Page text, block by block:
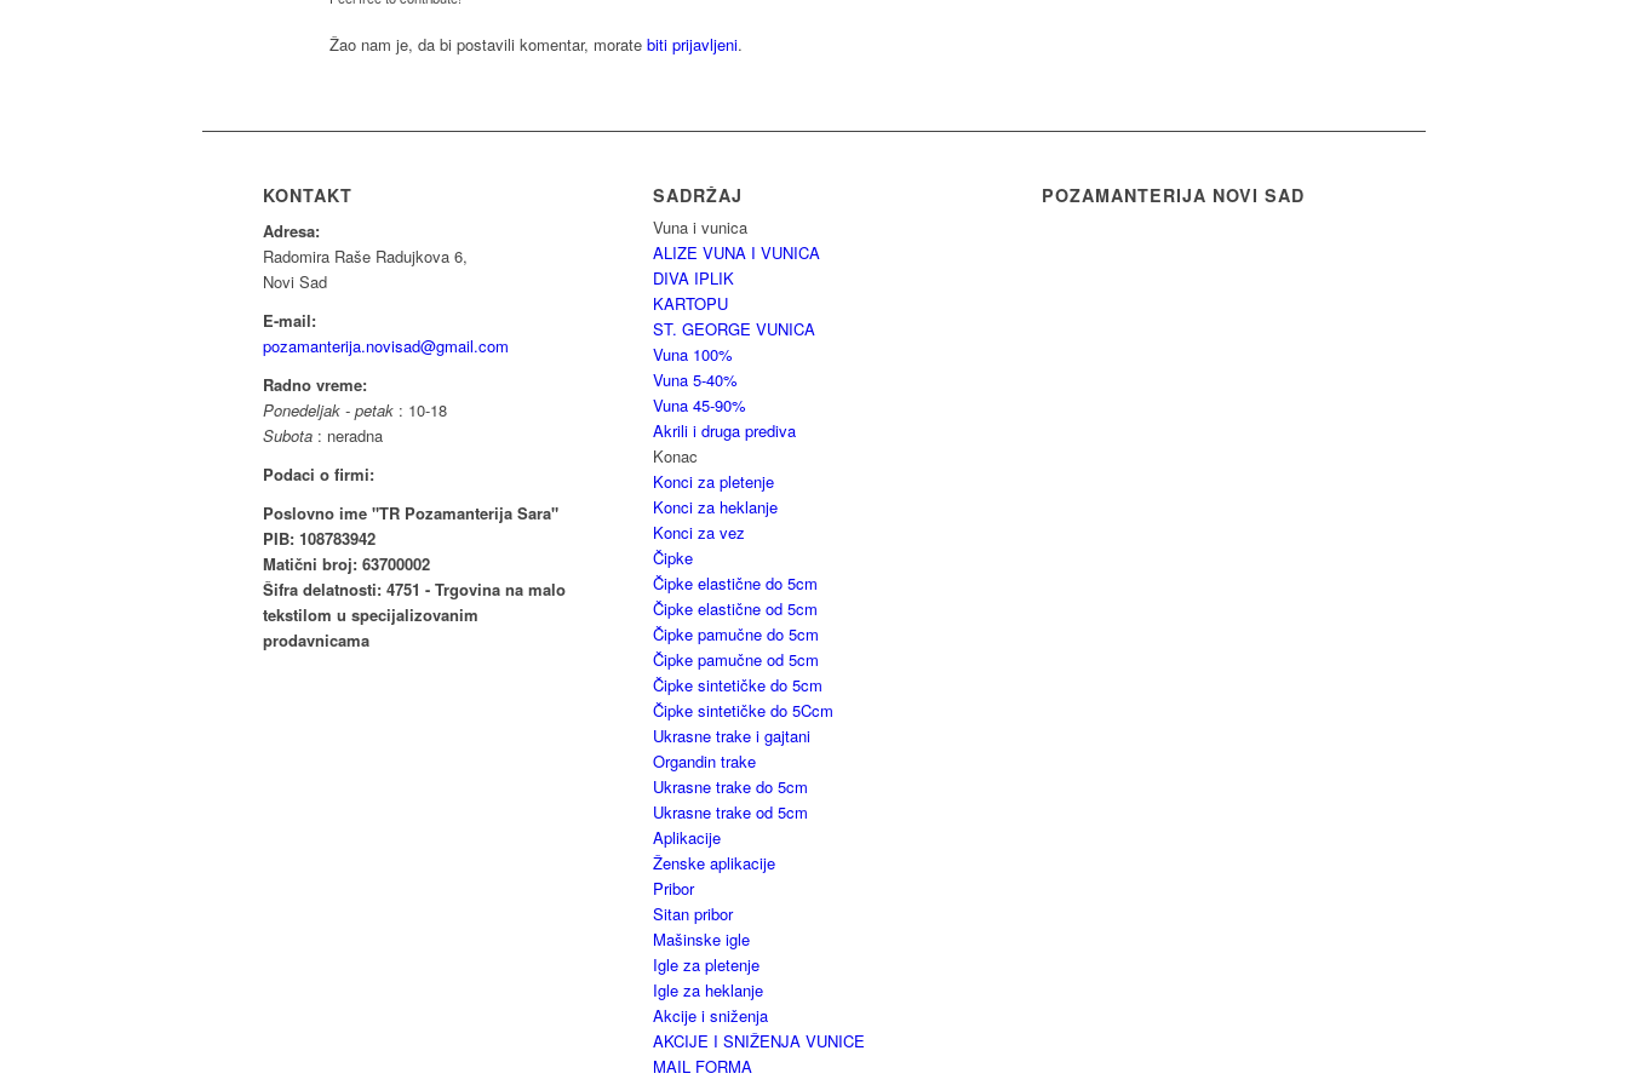
Žao nam je, da bi postavili komentar, morate biti prijavljeni.
KONTAKT
Adresa:
Radomira Raše Radujkova 6,
Novi Sad
E-mail:
pozamanterija.novisad@gmail.com
Radno vreme:
Ponedeljak - petak : 10-18
Subota : neradna
Podaci o firmi:
Poslovno ime "TR Pozamanterija Sara"
PIB: 108783942
Matični broj: 63700002
Šifra delatnosti: 4751 - Trgovina na malo
tekstilom u specijalizovanim
prodavnicama
SADRŽAJ
Vuna i vunica
ALIZE VUNA I VUNICA
DIVA IPLIK
KARTOPU
ST. GEORGE VUNICA
Vuna 100%
Vuna 5-40%
Vuna 45-90%
Akrili i druga prediva
Konac
Konci za pletenje
Konci za heklanje
Konci za vez
Čipke
Čipke elastične do 5cm
Čipke elastične od 5cm
Čipke pamučne do 5cm
Čipke pamučne od 5cm
Čipke sintetičke do 5cm
Čipke sintetičke do 5Ccm
Ukrasne trake i gajtani
Organdin trake
Ukrasne trake do 5cm
Ukrasne trake od 5cm
Aplikacije
Ženske aplikacije
Pribor
Sitan pribor
Mašinske igle
Igle za pletenje
Igle za heklanje
Akcije i sniženja
AKCIJE I SNIŽENJA VUNICE
MAIL FORMA
POZAMANTERIJA NOVI SAD